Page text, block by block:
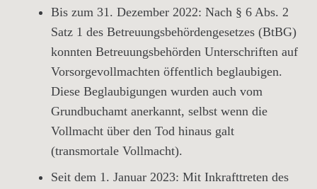
Bis zum 31. Dezember 2022: Nach § 6 Abs. 2
Satz 1 des Betreuungsbehördengesetzes (BtBG)
konnten Betreuungsbehörden Unterschriften auf
Vorsorgevollmachten öffentlich beglaubigen.
Diese Beglaubigungen wurden auch vom
Grundbuchamt anerkannt, selbst wenn die
Vollmacht über den Tod hinaus galt
(transmortale Vollmacht).
Seit dem 1. Januar 2023: Mit Inkrafttreten des